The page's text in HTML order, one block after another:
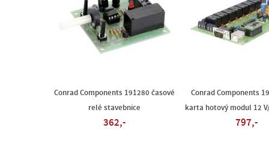
Conrad Components 191280 časové
relé stavebnice
362,-
Conrad Components
karta hotový modul 12 V/
797,-